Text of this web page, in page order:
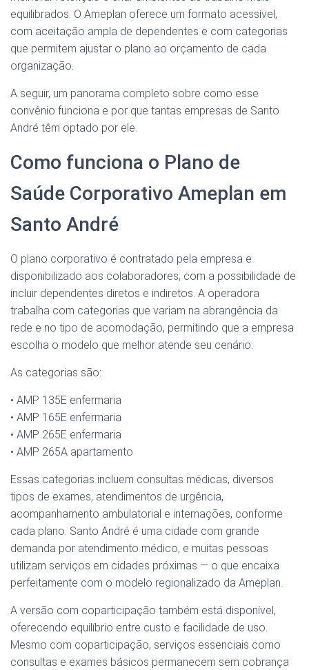
equilibrados. O Ameplan oferece um formato acessível,
com aceitação ampla de dependentes e com categorias
que permitem ajustar o plano ao orçamento de cada
organização.
A seguir, um panorama completo sobre como esse
convênio funciona e por que tantas empresas de Santo
André têm optado por ele.
Como funciona o Plano de
Saúde Corporativo Ameplan em
Santo André
O plano corporativo é contratado pela empresa e
disponibilizado aos colaboradores, com a possibilidade de
incluir dependentes diretos e indiretos. A operadora
trabalha com categorias que variam na abrangência da
rede e no tipo de acomodação, permitindo que a empresa
escolha o modelo que melhor atende seu cenário.
As categorias são:
• AMP 135E enfermaria
• AMP 165E enfermaria
• AMP 265E enfermaria
• AMP 265A apartamento
Essas categorias incluem consultas médicas, diversos
tipos de exames, atendimentos de urgência,
acompanhamento ambulatorial e internações, conforme
cada plano. Santo André é uma cidade com grande
demanda por atendimento médico, e muitas pessoas
utilizam serviços em cidades próximas — o que encaixa
perfeitamente com o modelo regionalizado da Ameplan.
A versão com coparticipação também está disponível,
oferecendo equilíbrio entre custo e facilidade de uso.
Mesmo com coparticipação, serviços essenciais como
consultas e exames básicos permanecem sem cobrança